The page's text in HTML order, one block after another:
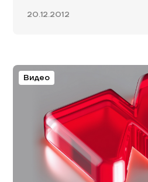
20.12.2012
Видео